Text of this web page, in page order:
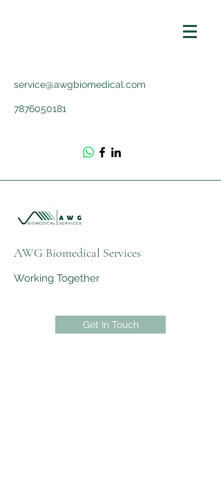
service@awgbiomedical.com
7876050181
AWG Biomedical Services
Working Together
Get In Touch